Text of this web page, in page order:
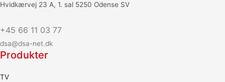
Hvidkærvej 23 A, 1. sal 5250 Odense SV
+45 66 11 03 77
dsa@dsa-net.dk
Produkter
TV